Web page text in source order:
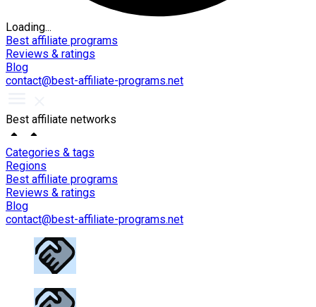
Loading...
Best affiliate programs
Reviews & ratings
Blog
contact@best-affiliate-programs.net
Best affiliate networks
Categories & tags
Regions
Best affiliate programs
Reviews & ratings
Blog
contact@best-affiliate-programs.net